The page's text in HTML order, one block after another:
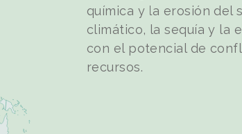
química y la erosión del
climático, la sequía y la
con el potencial de
recursos.